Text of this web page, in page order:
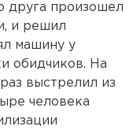
друга произошел
и решил
машину у
обидчиков. На
выстрелил из
человека